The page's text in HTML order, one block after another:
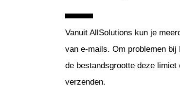
Vanuit AllSolutions kun je
van e-mails. Om problemen
de bestandsgrootte deze
verzenden.